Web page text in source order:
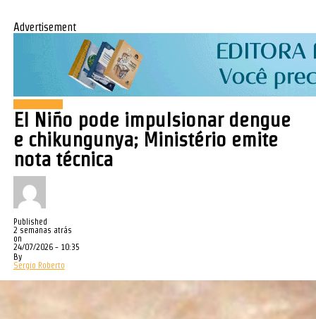
Advertisement
El Niño pode impulsionar dengue
e chikungunya; Ministério emite
nota técnica
Published
2 semanas atrás
on
24/07/2026 - 10:35
By
Sergio Roberto